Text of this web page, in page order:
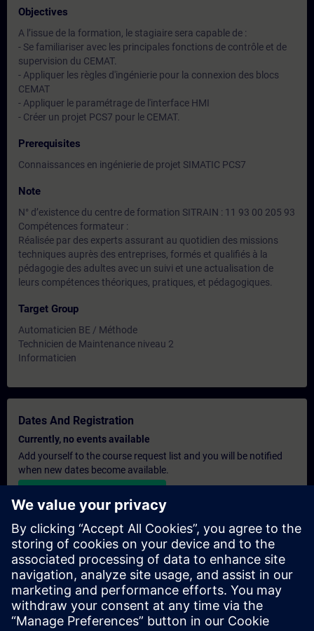
Objectives
A l’issue de la formation, le stagiaire sera capable de :
- Se familiariser avec les principales fonctions de contrôle et de
supervision du CEMAT.
- Appliquer les règles d'ingénierie pour la connexion des blocs
CEMAT
- Appliquer le paramétrage de l'interface HMI
- Créer un projet PCS7 pour le CEMAT.
Prerequisites
Connaissances en ingénierie de projet SIMATIC PCS7
Note
N° d’existence du centre de formation SITRAIN : 11 93 00 205 93
Compétences formateur :
Réalisée par des experts assurant au quotidien des missions
techniques auprès des entreprises, formés et qualifiés à la
pédagogie des adultes avec un suivi et une actualisation de
leurs compétences théoriques, pratiques, et pédagogiques.
Target Group
Automaticien BE / Méthode
Technicien de Maintenance niveau 2
Informaticien
Dates And Registration
Currently, no events available
Add yourself to the course request list and you will be notified
when new dates become available.
Personalised Quotation
If you require a standard list price quotation for this training, for
example for your purchasing department, then please click the
link below. You first need to provide some personal details and
after this a quotation will be emailed to you.